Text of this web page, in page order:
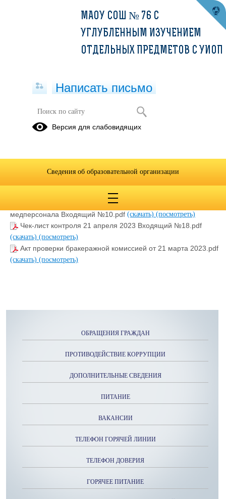
Медицинский контроль
медперсонала Входящий №5.pdf
Информационное письмо от 8 февраля 2023 от
медперсонала Входящий №10.pdf (скачать) (посмотреть)
Чек-лист контроля 21 апреля 2023 Входящий №18.pdf
(скачать) (посмотреть)
Акт проверки бракеражной комиссией от 21 марта 2023.pdf
(скачать) (посмотреть)
ОБРАЩЕНИЯ ГРАЖДАН
ПРОТИВОДЕЙСТВИЕ КОРРУПЦИИ
ДОПОЛНИТЕЛЬНЫЕ СВЕДЕНИЯ
ПИТАНИЕ
ВАКАНСИИ
ТЕЛЕФОН ГОРЯЧЕЙ ЛИНИИ
ТЕЛЕФОН ДОВЕРИЯ
ГОРЯЧЕЕ ПИТАНИЕ
МАОУ СОШ № 76 С
УГЛУБЛЕННЫМ ИЗУЧЕНИЕМ
ОТДЕЛЬНЫХ ПРЕДМЕТОВ С УИОП
Написать письмо
Версия для слабовидящих
Сведения об образовательной организации